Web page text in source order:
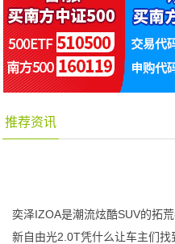
推荐资讯
奕泽IZOA是潮流炫酷SUV的拓
新自由光2.0T凭什么让车主们找